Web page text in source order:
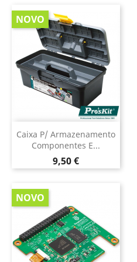
Caixa P/ Armazenamento
Componentes E...
Preço
9,50 €
NOVO
NOVO